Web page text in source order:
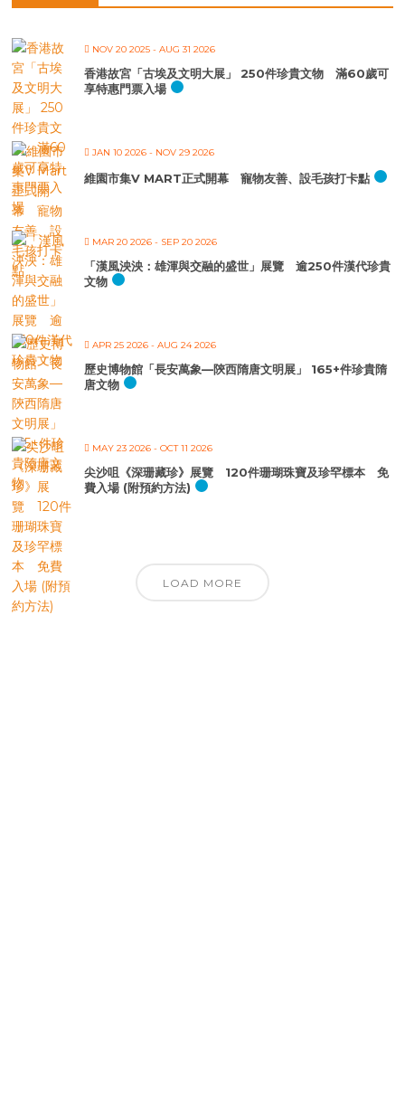
NOV 20 2025 - AUG 31 2026
香港故宮「古埃及文明大展」 250件珍貴文物 滿60歲可
享特惠門票入場
JAN 10 2026 - NOV 29 2026
維園市集V MART正式開幕 寵物友善、設毛孩打卡點
MAR 20 2026 - SEP 20 2026
「漢風泱泱：雄渾與交融的盛世」展覽 逾250件漢代珍貴
文物
APR 25 2026 - AUG 24 2026
歷史博物館「長安萬象—陝西隋唐文明展」 165+件珍貴隋
唐文物
MAY 23 2026 - OCT 11 2026
尖沙咀《深珊藏珍》展覽 120件珊瑚珠寶及珍罕標本 免
費入場 (附預約方法)
LOAD MORE